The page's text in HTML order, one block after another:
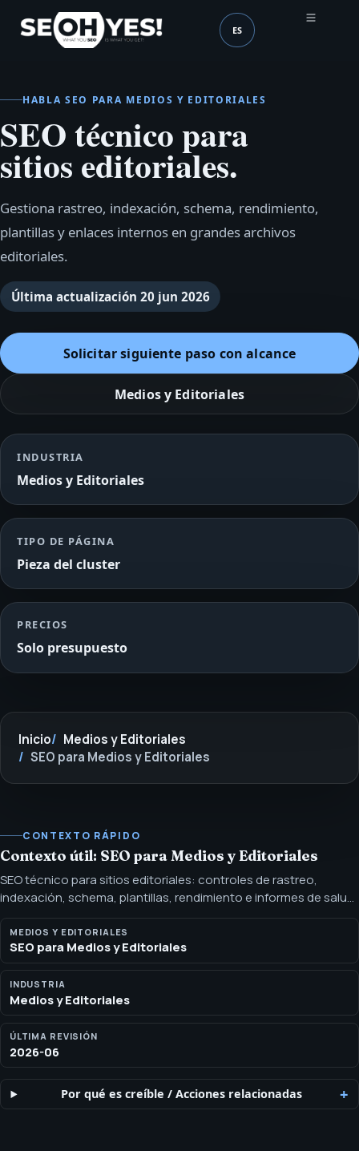
SEOH Idioma (mobile
ES
HABLA SEO PARA MEDIOS Y EDITORIALES
SEO técnico para
sitios editoriales.
Gestiona rastreo, indexación, schema, rendimiento,
plantillas y enlaces internos en grandes archivos
editoriales.
Última actualización 20 jun 2026
Solicitar siguiente paso con alcance
Medios y Editoriales
INDUSTRIA
Medios y Editoriales
TIPO DE PÁGINA
Pieza del cluster
PRECIOS
Solo presupuesto
Inicio
Medios y Editoriales
SEO para Medios y Editoriales
CONTEXTO RÁPIDO
Contexto útil: SEO para Medios y Editoriales
SEO técnico para sitios editoriales: controles de rastreo,
indexación, schema, plantillas, rendimiento e informes de salud.
El SEO técnico para editoriales mantiene grandes archivos
rastreables, indexables, estructurados, lo suficientemente
rápidos y alineados con prioridades editoriales.
MEDIOS Y EDITORIALES
SEO para Medios y Editoriales
INDUSTRIA
Medios y Editoriales
ÚLTIMA REVISIÓN
2026-06
Por qué es creíble / Acciones relacionadas